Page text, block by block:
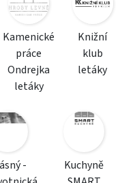
Kamenické
práce
Ondrejka
letáky
Knižní
klub
letáky
-
Kuchyně